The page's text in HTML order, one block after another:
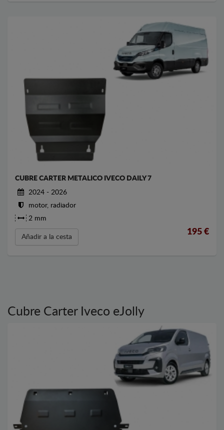
CUBRE CARTER METALICO IVECO DAILY 7
2024 - 2026
motor, radiador
2 mm
Añadir a la cesta
195 €
Cubre Carter Iveco eJolly